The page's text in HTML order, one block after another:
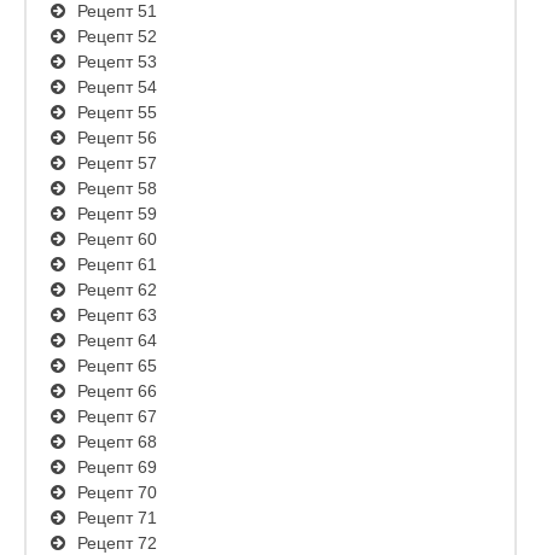
Рецепт 51
Рецепт 52
Рецепт 53
Рецепт 54
Рецепт 55
Рецепт 56
Рецепт 57
Рецепт 58
Рецепт 59
Рецепт 60
Рецепт 61
Рецепт 62
Рецепт 63
Рецепт 64
Рецепт 65
Рецепт 66
Рецепт 67
Рецепт 68
Рецепт 69
Рецепт 70
Рецепт 71
Рецепт 72